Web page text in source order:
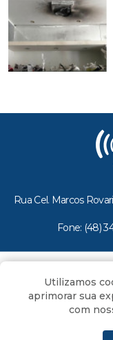
Rua Cel. Marcos
Fone: (48)
Todos os
Utilizamos
aprimorar sua
com